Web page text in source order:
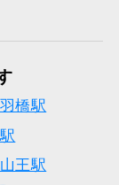
橋駅
王駅